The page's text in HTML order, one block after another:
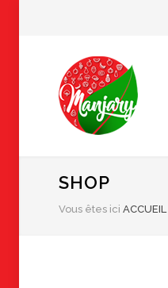
SHOP
Vous êtes ici ACCUEIL